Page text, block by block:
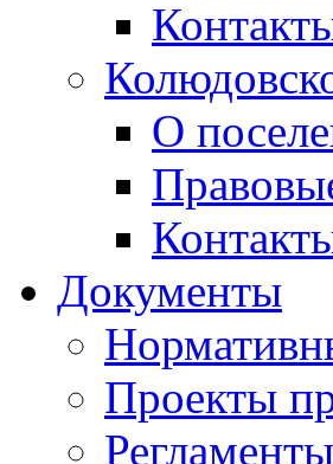
О
Документы
Проекты